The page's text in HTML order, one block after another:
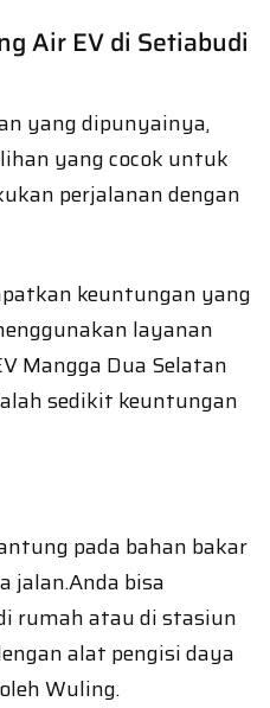
Air EV di Setiabudi
yang dipunyainya,
yang cocok untuk
perjalanan dengan
keuntungan yang
layanan
Mangga Dua Selatan
sedikit keuntungan
pada bahan bakar
jalan.Anda bisa
rumah atau di stasiun
alat pengisi daya
Wuling.